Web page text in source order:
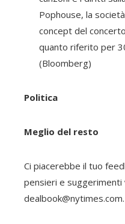
Pophouse, la
concept del
quanto riferito per
(Bloomberg)
Politica
Meglio del resto
Ci piacerebbe il tuo
pensieri e suggerimenti
dealbook@nytimes.com.